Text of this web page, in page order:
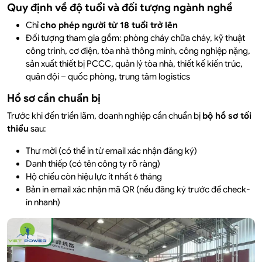
Quy định về độ tuổi và đối tượng ngành nghề
Chỉcho phép người từ 18 tuổi trở lên
Đối tượng tham gia gồm: phòng cháy chữa cháy, kỹ thuật
công trình, cơ điện, tòa nhà thông minh, công nghiệp nặng,
sản xuất thiết bị PCCC, quản lý tòa nhà, thiết kế kiến trúc,
quân đội – quốc phòng, trung tâm logistics
Hồ sơ cần chuẩn bị
Trước khi đến triển lãm, doanh nghiệp cần chuẩn bị bộ hồ sơ tối
thiểu sau:
Thư mời (có thể in từ email xác nhận đăng ký)
Danh thiếp (có tên công ty rõ ràng)
Hộ chiếu còn hiệu lực ít nhất 6 tháng
Bản in email xác nhận mã QR (nếu đăng ký trước để check-
in nhanh)